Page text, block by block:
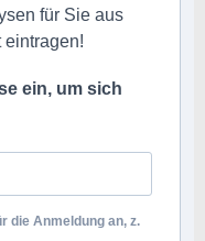
für Sie aus
eintragen!
ein, um sich
die Anmeldung an, z.